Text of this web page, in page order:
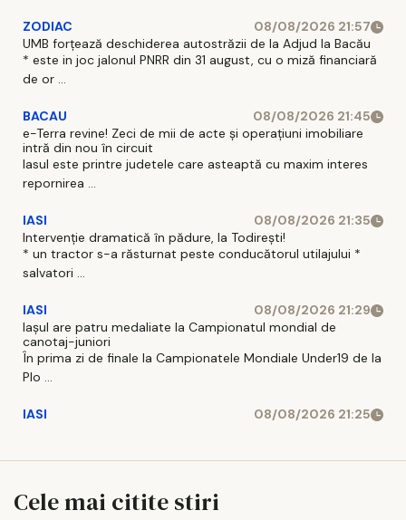
ZODIAC
08/08/2026 21:57
UMB forțează deschiderea autostrăzii de la Adjud la Bacău
* este in joc jalonul PNRR din 31 august, cu o miză financiară
de or ...
BACAU
08/08/2026 21:45
e-Terra revine! Zeci de mii de acte și operațiuni imobiliare
intră din nou în circuit
Iasul este printre judetele care asteaptă cu maxim interes
repornirea ...
IASI
08/08/2026 21:35
Intervenție dramatică în pădure, la Todirești!
* un tractor s-a răsturnat peste conducătorul utilajului *
salvatori ...
IASI
08/08/2026 21:29
Iaşul are patru medaliate la Campionatul mondial de
canotaj-juniori
În prima zi de finale la Campionatele Mondiale Under19 de la
Plo ...
IASI 08/08/2026 21:25
Cele mai citite stiri